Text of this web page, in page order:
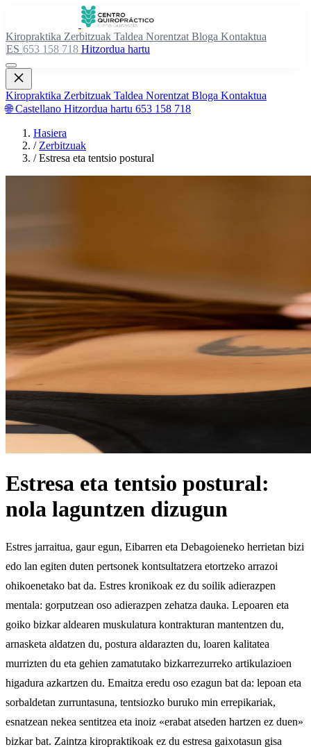
Kiropraktika Zerbitzuak Taldea Norentzat Bloga Kontaktua
ES 653 158 718 Hitzordua hartu
Kiropraktika Zerbitzuak Taldea Norentzat Bloga Kontaktua
🌐 Castellano Hitzordua hartu 653 158 718
Hasiera
/ Zerbitzuak
/ Estresa eta tentsio postural
Estresa eta tentsio postural:
nola laguntzen dizugun
Estres jarraitua, gaur egun, Eibarren eta Debagoieneko herrietan bizi
edo lan egiten duten pertsonek kontsultatzera etortzeko arrazoi
ohikoenetako bat da. Estres kronikoak ez du soilik adierazpen
mentala: gorputzean oso adierazpen zehatza dauka. Lepoaren eta
goiko bizkar aldearen muskulatura kontrakturan mantentzen du,
arnasketa aldatzen du, postura aldarazten du, loaren kalitatea
murrizten du eta gehien zamatutako bizkarrezurreko artikulazioen
higadura azkartzen du. Emaitza eredu oso ezagun bat da: lepoan eta
sorbaldetan zurruntasuna, tentsiozko buruko min errepikariak,
esnatzean nekea sentitzea eta inoiz «erabat atseden hartzen ez duen»
bizkar bat. Zaintza kiropraktikoak ez du estresa gaixotasun gisa